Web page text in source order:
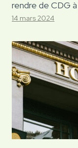
rendre de CDG à
14 mars 2024